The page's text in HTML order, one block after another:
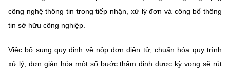
công nghệ thông tin trong tiếp nhận, xử lý đơn và công bố thông
tin sở hữu công nghiệp.
Việc bổ sung quy định về nộp đơn điện tử, chuẩn hóa quy trình
xử lý, đơn giản hóa một số bước thẩm định được kỳ vọng sẽ rút